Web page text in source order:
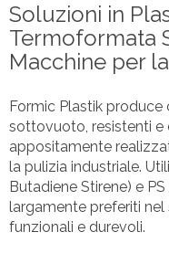
Soluzioni in
Termoformata
Macchine per
Formic Plastik
sottovuoto, resistenti e
appositamente
la pulizia industriale.
Butadiene Stirene) e
largamente preferiti
funzionali e durevoli.